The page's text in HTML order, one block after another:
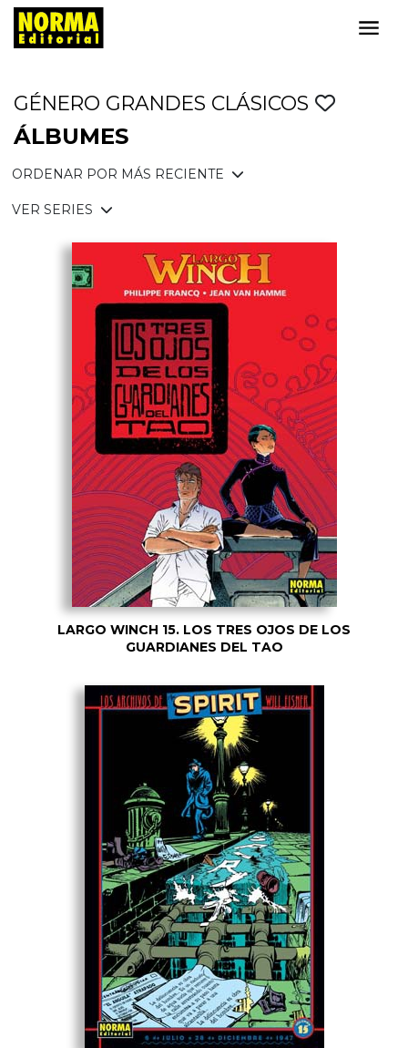
GÉNERO GRANDES CLÁSICOS
ÁLBUMES
ORDENAR POR MÁS RECIENTE
VER SERIES
LARGO WINCH 15. LOS TRES OJOS DE LOS
GUARDIANES DEL TAO